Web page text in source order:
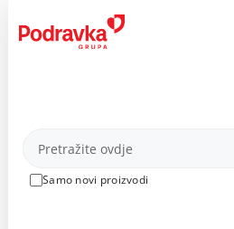
content
Proizvodi
Samo novi proizvodi